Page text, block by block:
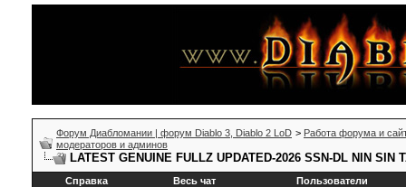
Форум Диабломании | форум Diablo 3, Diablo 2 LoD > Работа форума и
модераторов и админов
LATEST GENUINE FULLZ UPDATED-2026 SSN-DL NIN SIN
Справка Весь чат Пользователи